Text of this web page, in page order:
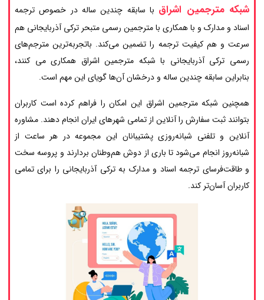
شبکه مترجمین اشراق با سابقه چندین ساله در خصوص ترجمه
اسناد و مدارک و با همکاری با مترجمین رسمی متبحر ترکی آذربایجانی هم
سرعت و هم کیفیت ترجمه را تضمین می‌کند. باتجربه‌ترین مترجم‌های
رسمی ترکی آذربایجانی با شبکه مترجمین اشراق همکاری می کنند،
بنابراین سابقه چندین ساله و درخشان آن‌ها گویای این مهم است.
همچنین شبکه مترجمین اشراق این امکان را فراهم کرده است کاربران
بتوانند ثبت سفارش را آنلاین از تمامی شهرهای ایران انجام دهند. مشاوره
آنلاین و تلفنی شبانه‌روزی پشتیبانان این مجموعه در هر ساعت از
شبانه‌روز انجام می‌شود تا باری از دوش هم‌وطنان بردارند و پروسه سخت
و طاقت‌فرسای ترجمه اسناد و مدارک به ترکی آذربایجانی را برای تمامی
کاربران آسان‌تر کند.